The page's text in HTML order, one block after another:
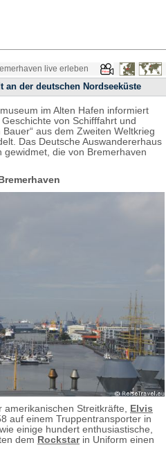
live erleben
an der deutschen Nordseeküste
im Alten Hafen informiert
von Schifffahrt und
aus dem Zweiten Weltkrieg
Das Deutsche Auswandererhaus
die von Bremerhaven
Streitkräfte, Elvis
auf einem Truppentransporter in
einige hundert enthusiastische,
dem Rockstarin Uniform einen